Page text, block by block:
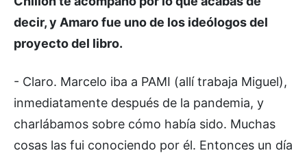
decir, y Amaro fue uno de los ideólogos del
proyecto del libro.
- Claro. Marcelo iba a PAMI (allí trabaja Miguel),
inmediatamente después de la pandemia, y
charlábamos sobre cómo había sido. Muchas
cosas las fui conociendo por él. Entonces un día